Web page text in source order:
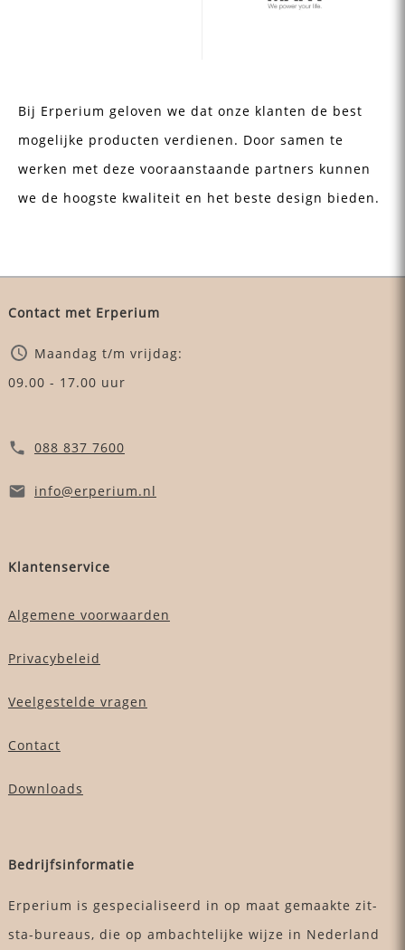
Bij Erperium geloven we dat onze klanten de best
mogelijke producten verdienen. Door samen te
werken met deze vooraanstaande partners kunnen
we de hoogste kwaliteit en het beste design bieden.
Contact met Erperium
Maandag t/m vrijdag:
09.00 - 17.00 uur
088 837 7600
info@erperium.nl
Klantenservice
Algemene voorwaarden
Privacybeleid
Veelgestelde vragen
Contact
Downloads
Bedrijfsinformatie
Erperium is gespecialiseerd in op maat gemaakte zit-
sta-bureaus, die op ambachtelijke wijze in Nederland